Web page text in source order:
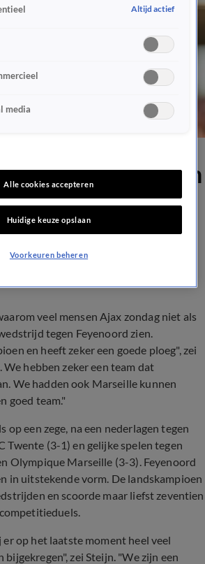
we hebben een
kan
veel mensen Ajax zondag niet als
tegen Feyenoord zien.
en heeft zeker een goede ploeg", zei
hebben zeker een team dat
We hadden ook Marseille kunnen
goed team."
op een zege, na een nederlagen tegen
Twente (3-1) en gelijke spelen tegen
Olympique Marseille (3-3). Feyenoord
in uitstekende vorm. De landskampioen
en scoorde maar liefst zeventien
op het laatste moment heel veel
bijgekregen", zei Steijn. "We zijn een
Altijd actief
media
Alle cookies accepteren
Huidige keuze opslaan
Voorkeuren beheren